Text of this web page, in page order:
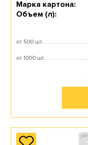
Марка картона:
Объем (л):
от 500 шт.
от 1000 шт.